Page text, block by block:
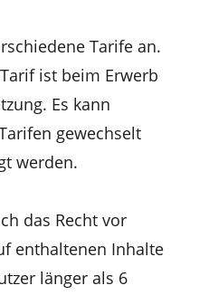
Tarife an.
ist beim Erwerb
Es kann
gewechselt
werden.
das Recht vor
enthaltenen Inhalte
länger als 6